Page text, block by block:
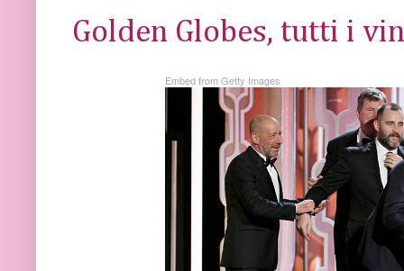
Golden Globes, tutti i
Embed from Getty Images